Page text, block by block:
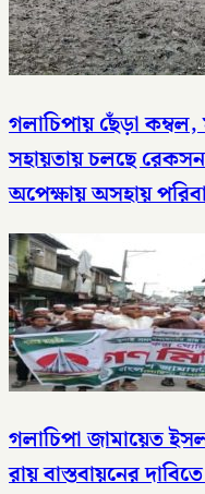
গলাচিপায় ছেঁড়া
সহায়তায় চলছে
অপেক্ষায় অসহায়
গলাচিপা জামায়েত
রায় বাস্তবায়নের